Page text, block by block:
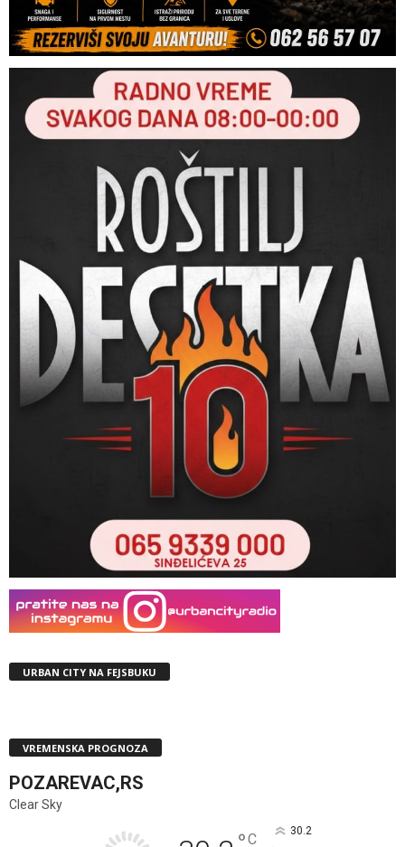
URBAN CITY NA FEJSBUKU
VREMENSKA PROGNOZA
POZAREVAC,RS
Clear Sky
C 30.2